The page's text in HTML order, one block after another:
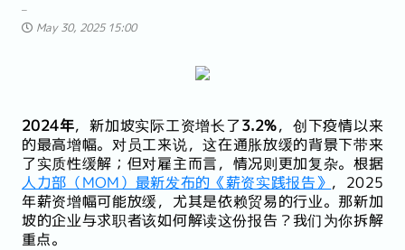
May 30, 2025 15:00
2024年，新加坡实际工资增长了3.2%，创下疫情以来
的最高增幅。对员工来说，这在通胀放缓的背景下带来
了实质性缓解；但对雇主而言，情况则更加复杂。根据
人力部（MOM）最新发布的《薪资实践报告》 ，2025
年薪资增幅可能放缓，尤其是依赖贸易的行业。那新加
坡的企业与求职者该如何解读这份报告？我们为你拆解
重点。